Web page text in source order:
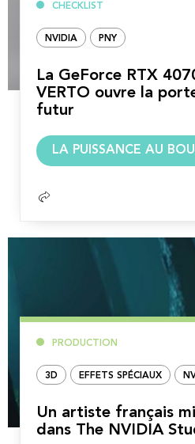
CHECKLIST
NVIDIA PNY
La GeForce RTX
VERTO ouvre la
futur
LA PUISSANCE AU
PRODUCTION
3D EFFETS SPÉCIAUX
Un artiste français
dans The NVIDIA